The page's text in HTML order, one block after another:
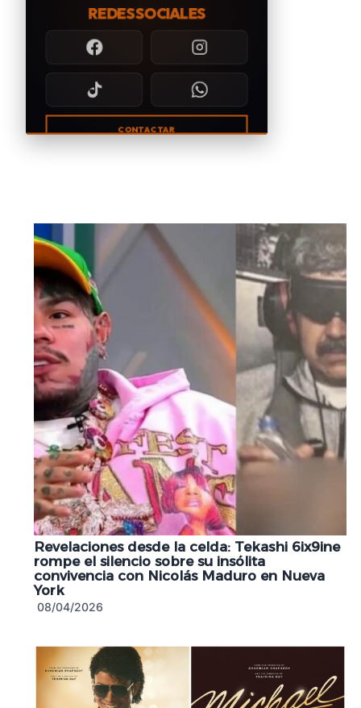
REDES SOCIALES
CONTACTAR
Revelaciones desde la celda: Tekashi 6ix9ine
rompe el silencio sobre su insólita
convivencia con Nicolás Maduro en Nueva
York
08/04/2026